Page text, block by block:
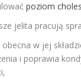
poziom
jelita pracują
obecna w jej
i poprawia